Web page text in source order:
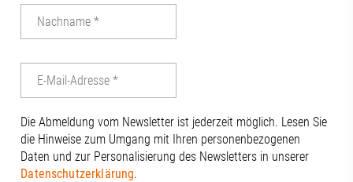
Die Abmeldung vom Newsletter ist jederzeit möglich. Lesen Sie
die Hinweise zum Umgang mit Ihren personenbezogenen
Daten und zur Personalisierung des Newsletters in unserer
Datenschutzerklärung.